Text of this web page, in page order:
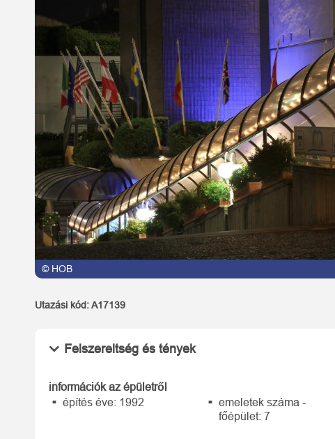
© HOB
Utazási kód:A17139
Felszereltség és tények
információk az épületről
építés éve: 1992
emeletek száma -
főépület: 7